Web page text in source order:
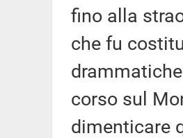
fino alla
che fu
corso sul
dimenticare